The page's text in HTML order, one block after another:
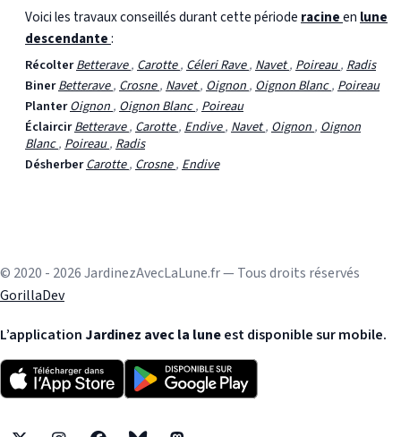
Voici les travaux conseillés durant cette période racineen lune
descendante:
RécolterBetterave,Carotte,Céleri Rave,Navet,Poireau,Radis
BinerBetterave,Crosne,Navet,Oignon,Oignon Blanc,Poireau
PlanterOignon,Oignon Blanc,Poireau
ÉclaircirBetterave,Carotte,Endive,Navet,Oignon,Oignon
Blanc,Poireau,Radis
DésherberCarotte,Crosne,Endive
© 2020 - 2026 JardinezAvecLaLune.fr — Tous droits réservés
GorillaDev
L’application Jardinez avec la luneest disponible sur mobile.